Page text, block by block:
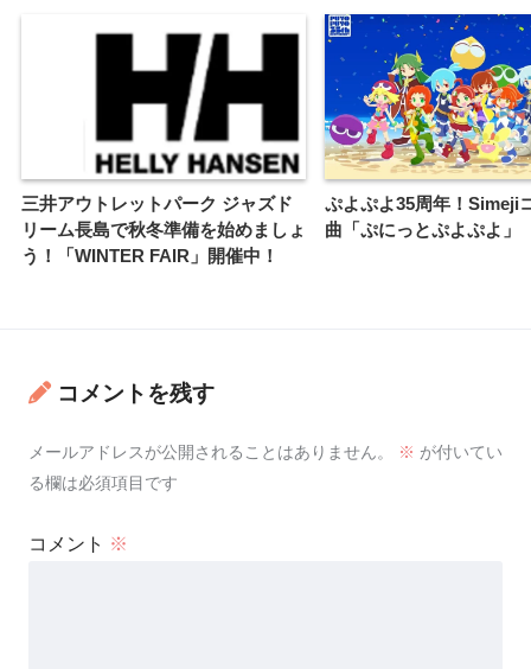
三井アウトレットパーク ジャズド
リーム長島で秋冬準備を始めましょ
う！「WINTER FAIR」開催中！
ぷよぷよ35周年！Simeji
曲「ぷにっとぷよぷよ」
コメントを残す
メールアドレスが公開されることはありません。 ※ が付いてい
る欄は必須項目です
コメント ※